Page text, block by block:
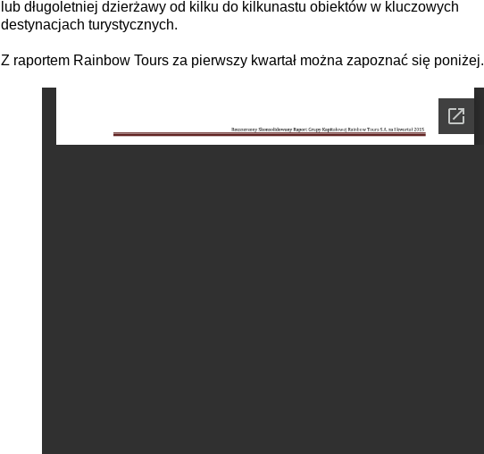
lub długoletniej dzierżawy od kilku do kilkunastu obiektów w kluczowych
destynacjach turystycznych.
Z raportem Rainbow Tours za pierwszy kwartał można zapoznać się poniżej.